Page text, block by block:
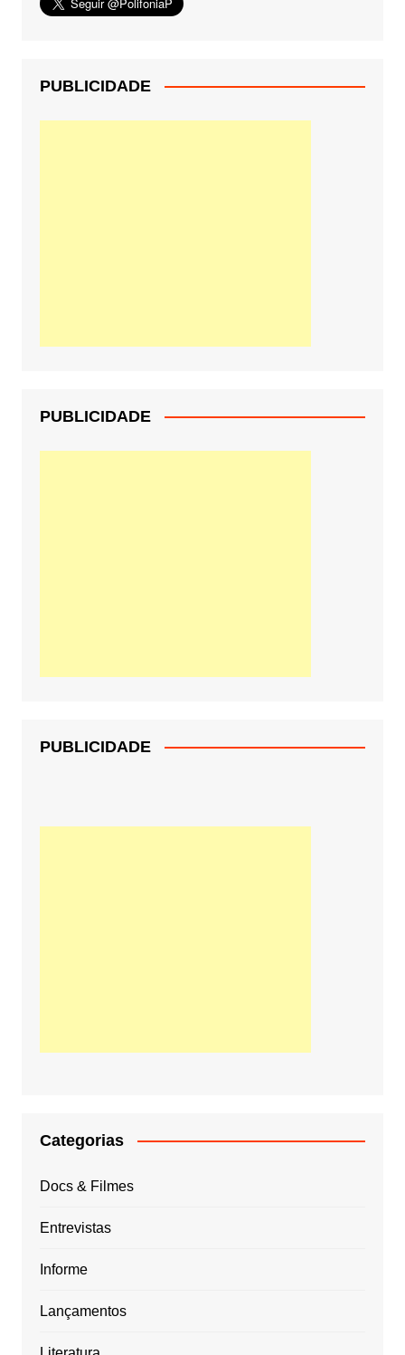
PUBLICIDADE
PUBLICIDADE
PUBLICIDADE
Categorias
Docs & Filmes
Entrevistas
Informe
Lançamentos